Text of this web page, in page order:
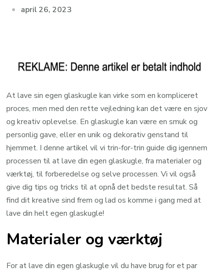
april 26, 2023
At lave sin egen glaskugle kan virke som en kompliceret
proces, men med den rette vejledning kan det være en sjov
og kreativ oplevelse. En glaskugle kan være en smuk og
personlig gave, eller en unik og dekorativ genstand til
hjemmet. I denne artikel vil vi trin-for-trin guide dig igennem
processen til at lave din egen glaskugle, fra materialer og
værktøj, til forberedelse og selve processen. Vi vil også
give dig tips og tricks til at opnå det bedste resultat. Så
find dit kreative sind frem og lad os komme i gang med at
lave din helt egen glaskugle!
Materialer og værktøj
For at lave din egen glaskugle vil du have brug for et par